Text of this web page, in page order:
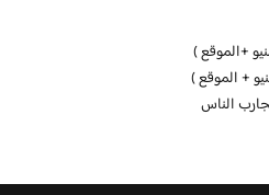
+الموقع )
+ الموقع )
الناس